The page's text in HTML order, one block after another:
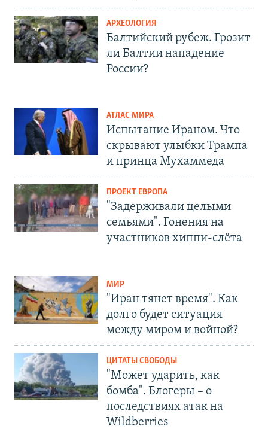
АРХЕОЛОГИЯ
Балтийский рубеж. Грозит
ли Балтии нападение
России?
АТЛАС МИРА
Испытание Ираном. Что
скрывают улыбки Трампа
и принца Мухаммеда
ПРОЕКТ ЕВРОПА
"Задерживали целыми
семьями". Гонения на
участников хиппи-слёта
МИР
"Иран тянет время". Как
долго будет ситуация
между миром и войной?
ЦИТАТЫ СВОБОДЫ
"Может ударить, как
бомба". Блогеры – о
последствиях атак на
Wildberries